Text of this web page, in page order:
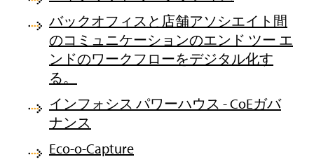
バックオフィスと店舗アソシエイト間
のコミュニケーションのエンド ツー エ
ンドのワークフローをデジタル化す
る。
インフォシス パワーハウス - CoEガバ
ナンス
Eco-o-Capture